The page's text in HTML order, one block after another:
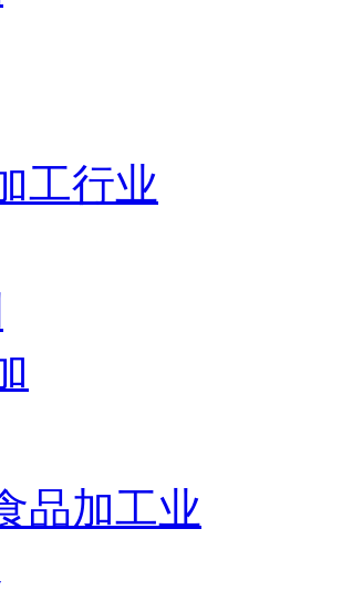
工行业
品加工业